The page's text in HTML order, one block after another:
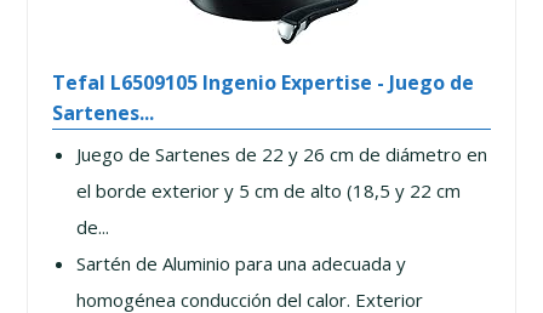
Tefal L6509105 Ingenio Expertise - Juego de
Sartenes...
Juego de Sartenes de 22 y 26 cm de diámetro en
el borde exterior y 5 cm de alto (18,5 y 22 cm
de...
Sartén de Aluminio para una adecuada y
homogénea conducción del calor. Exterior